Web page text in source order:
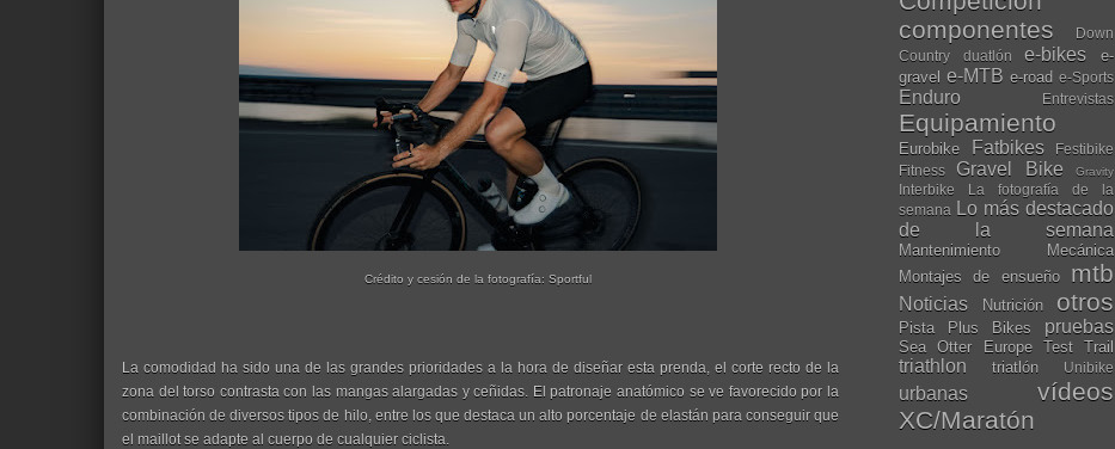
Crédito y cesión de la fotografía: Sportful
La comodidad ha sido una de las grandes prioridades a la hora de diseñar esta prenda, el corte recto de la
zona del torso contrasta con las mangas alargadas y ceñidas. El patronaje anatómico se ve favorecido por la
combinación de diversos tipos de hilo, entre los que destaca un alto porcentaje de elastán para conseguir que
el maillot se adapte al cuerpo de cualquier ciclista.
componentes
Down
Country
duatlón e-bikes
e-
gravel e-MTB e-road e-Sports
Enduro Entrevistas
Equipamiento
Eurobike Fatbikes
Festibike
Fitness
Gravel Bike Gravity
Interbike
La fotografía de la
semana
Lo más destacado
de la semana
Mantenimiento
Mecánica
Montajes de ensueño
mtb
Noticias Nutrición otros
Pista Plus Bikes pruebas
Sea Otter Europe Test Trail
triathlon triatlón Unibike
urbanas
vídeos
XC/Maratón